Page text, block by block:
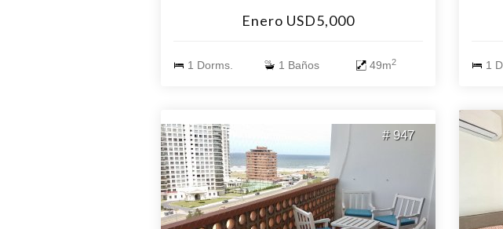
Enero USD5,000
1 Dorms. 1 Baños 49m2 1
# 947